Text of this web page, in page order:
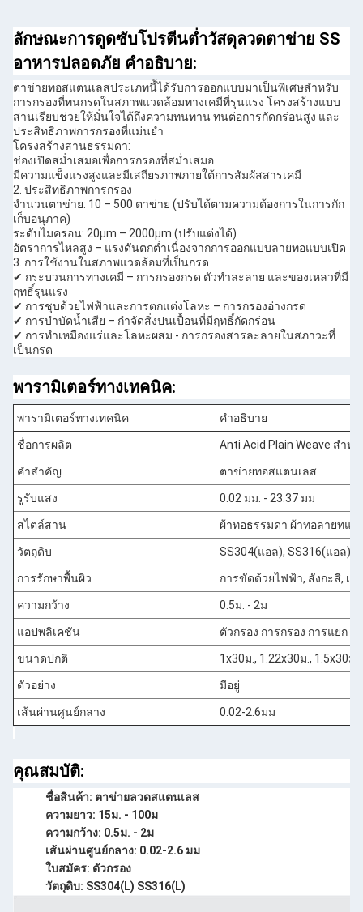
ลักษณะการดูดซับโปรตีนต่ำวัสดุลวดตาข่าย SS
อาหารปลอดภัย คำอธิบาย:
ตาข่ายทอสแตนเลสประเภทนี้ได้รับการออกแบบมาเป็นพิเศษสำหรับ
การกรองที่ทนกรดในสภาพแวดล้อมทางเคมีที่รุนแรง โครงสร้างแบบ
สานเรียบช่วยให้มั่นใจได้ถึงความทนทาน ทนต่อการกัดกร่อนสูง และ
ประสิทธิภาพการกรองที่แม่นยำ
โครงสร้างสานธรรมดา:
ช่องเปิดสม่ำเสมอเพื่อการกรองที่สม่ำเสมอ
มีความแข็งแรงสูงและมีเสถียรภาพภายใต้การสัมผัสสารเคมี
2. ประสิทธิภาพการกรอง
จำนวนตาข่าย: 10 – 500 ตาข่าย (ปรับได้ตามความต้องการในการกัก
เก็บอนุภาค)
ระดับไมครอน: 20µm – 2000µm (ปรับแต่งได้)
อัตราการไหลสูง – แรงดันตกต่ำเนื่องจากการออกแบบลายทอแบบเปิด
3. การใช้งานในสภาพแวดล้อมที่เป็นกรด
✔ กระบวนการทางเคมี – การกรองกรด ตัวทำละลาย และของเหลวที่มี
ฤทธิ์รุนแรง
✔ การชุบด้วยไฟฟ้าและการตกแต่งโลหะ – การกรองอ่างกรด
✔ การบำบัดน้ำเสีย – กำจัดสิ่งปนเปื้อนที่มีฤทธิ์กัดกร่อน
✔ การทำเหมืองแร่และโลหะผสม - การกรองสารละลายในสภาวะที่
เป็นกรด
พารามิเตอร์ทางเทคนิค:
พารามิเตอร์ทางเทคนิค คำอธิบาย
ชื่อการผลิต Anti Acid Plain Weave สำห
คำสำคัญ ตาข่ายทอสแตนเลส
รูรับแสง 0.02 มม. - 23.37 มม
สไตล์สาน ผ้าทอธรรมดา ผ้าทอลายทแยง
วัตถุดิบ SS304(แอล), SS316(แอล)
การรักษาพื้นผิว การขัดด้วยไฟฟ้า, สังกะสี, เ
ความกว้าง 0.5ม. - 2ม
แอปพลิเคชัน ตัวกรอง การกรอง การแยก
ขนาดปกติ 1x30ม., 1.22x30ม., 1.5x30ม
ตัวอย่าง มีอยู่
เส้นผ่านศูนย์กลาง 0.02-2.6มม
คุณสมบัติ:
ชื่อสินค้า: ตาข่ายลวดสแตนเลส
ความยาว: 15ม. - 100ม
ความกว้าง: 0.5ม. - 2ม
เส้นผ่านศูนย์กลาง: 0.02-2.6 มม
ใบสมัคร: ตัวกรอง
วัตถุดิบ: SS304(L) SS316(L)